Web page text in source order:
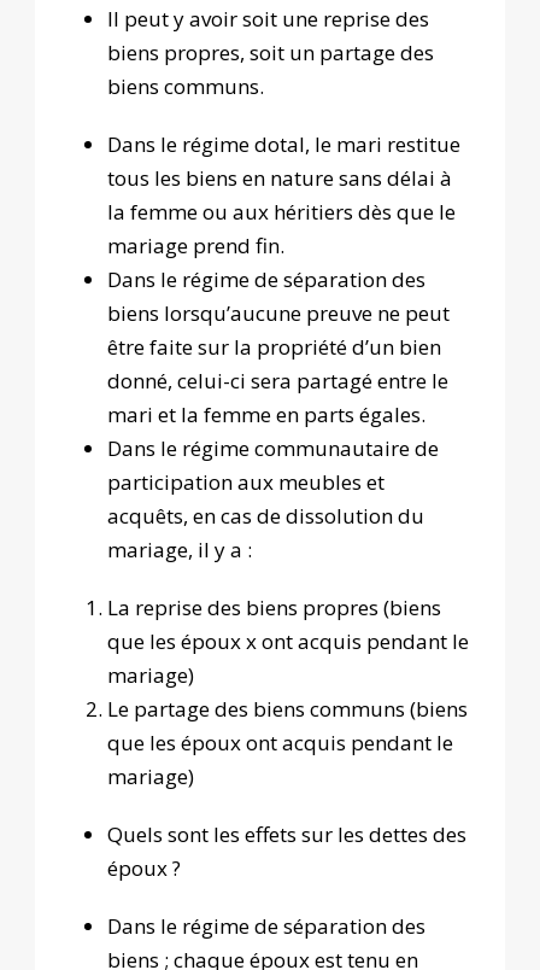
Il peut y avoir soit une reprise des
biens propres, soit un partage des
biens communs.
Dans le régime dotal, le mari restitue
tous les biens en nature sans délai à
la femme ou aux héritiers dès que le
mariage prend fin.
Dans le régime de séparation des
biens lorsqu’aucune preuve ne peut
être faite sur la propriété d’un bien
donné, celui-ci sera partagé entre le
mari et la femme en parts égales.
Dans le régime communautaire de
participation aux meubles et
acquêts, en cas de dissolution du
mariage, il y a :
La reprise des biens propres (biens
que les époux x ont acquis pendant le
mariage)
Le partage des biens communs (biens
que les époux ont acquis pendant le
mariage)
Quels sont les effets sur les dettes des
époux ?
Dans le régime de séparation des
biens ; chaque époux est tenu en